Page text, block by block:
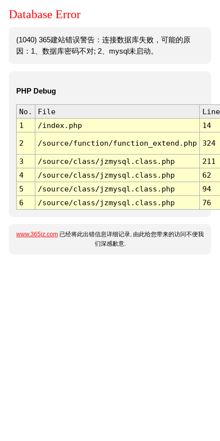
Database Error
(1040) 365建站错误警告：连接数据库失败，可能的原
因：1、数据库密码不对; 2、mysql未启动。
PHP Debug
No. File
Line
1
/index.php 14
2 /source/function/function_extend.php 324
3 /source/class/jzmysql.class.php
211
4
/source/class/jzmysql.class.php
62
5
/source/class/jzmysql.class.php
94
6
/source/class/jzmysql.class.php 76
www.365jz.com 已经将此出错信息详细记录, 由此给您带来的访问不便我
们深感歉意.